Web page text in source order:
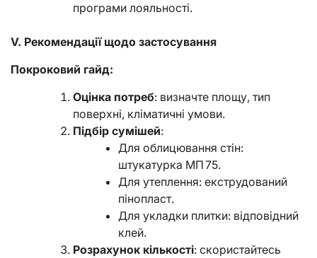
програми лояльності.
V. Рекомендації щодо застосування
Покроковий гайд:
Оцінка потреб: визначте площу, тип
поверхні, кліматичні умови.
Підбір сумішей:
Для облицювання стін:
штукатурка МП 75.
Для утеплення: екструдований
пінопласт.
Для укладки плитки: відповідний
клей.
Розрахунок кількості: скористайтесь